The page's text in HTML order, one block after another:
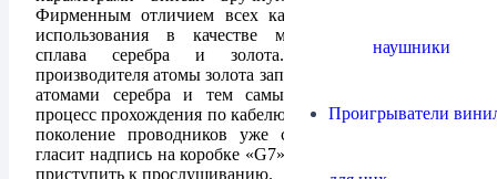
наушники
Проигрыватели
Фирменным отличием всех кабелей Siltech является
использования в качестве материала проводника
сплава серебра и золота. По утверждению
производителя атомы золота заполняют пустоты между
атомами серебра и тем самым облегчают сигналу
процесс прохождения по кабелю без потерь. Нынешнее
поколение проводников уже седьмое, о чём гордо
гласит надпись на коробке «G7». А теперь самое время
приступить к прослушиванию.